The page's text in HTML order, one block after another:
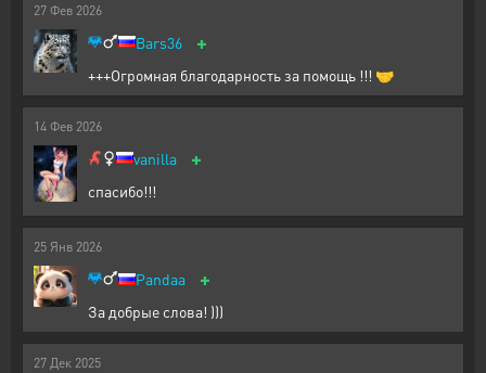
27 Фев 2026
Bars36 +
+++Огромная благодарность за помощь !!! 🤝
14 Фев 2026
vanilla +
спасибо!!!
25 Янв 2026
Pandaa +
За добрые слова! )))
27 Дек 2025